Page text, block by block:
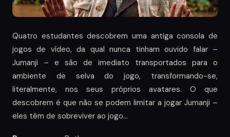
Quatro estudantes descobrem uma antiga consola de
jogos de vídeo, da qual nunca tinham ouvido falar –
Jumanji – e são de imediato transportados para o
ambiente de selva do jogo, transformando-se,
literalmente, nos seus próprios avatares. O que
descobrem é que não se podem limitar a jogar Jumanji –
eles têm de sobreviver ao jogo…